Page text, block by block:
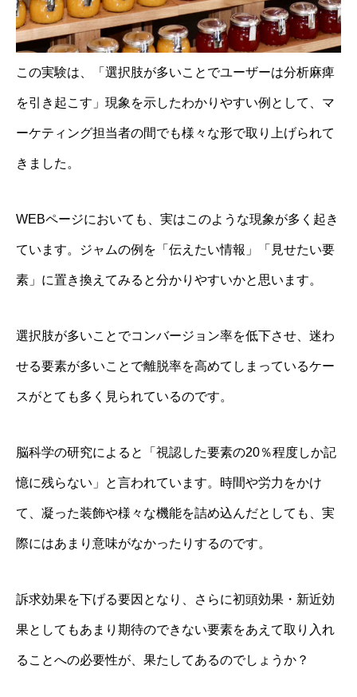
この実験は、「選択肢が多いことでユーザーは分析麻痺
を引き起こす」現象を示したわかりやすい例として、マ
ーケティング担当者の間でも様々な形で取り上げられて
きました。
WEBページにおいても、実はこのような現象が多く起き
ています。ジャムの例を「伝えたい情報」「見せたい要
素」に置き換えてみると分かりやすいかと思います。
選択肢が多いことでコンバージョン率を低下させ、迷わ
せる要素が多いことで離脱率を高めてしまっているケー
スがとても多く見られているのです。
脳科学の研究によると「視認した要素の20％程度しか記
憶に残らない」と言われています。時間や労力をかけ
て、凝った装飾や様々な機能を詰め込んだとしても、実
際にはあまり意味がなかったりするのです。
訴求効果を下げる要因となり、さらに初頭効果・新近効
果としてもあまり期待のできない要素をあえて取り入れ
ることへの必要性が、果たしてあるのでしょうか？